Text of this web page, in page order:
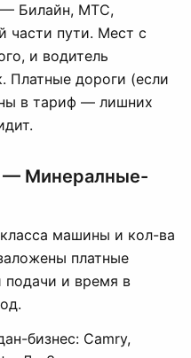
— Билайн, МТС,
части пути. Мест с
и водитель
Платные дороги (если
в тариф — лишних
— Минералные-
машины и кол-ва
платные
подачи и время в
бизнес: Camry,